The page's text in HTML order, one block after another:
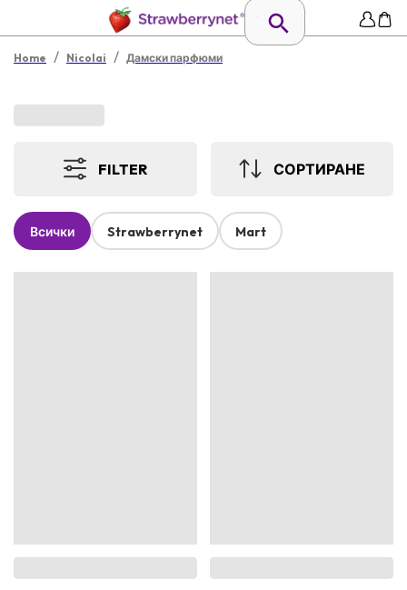
Home / Nicolai / Дамски парфюми
FILTER СОРТИРАНЕ
Всички Strawberrynet Mart